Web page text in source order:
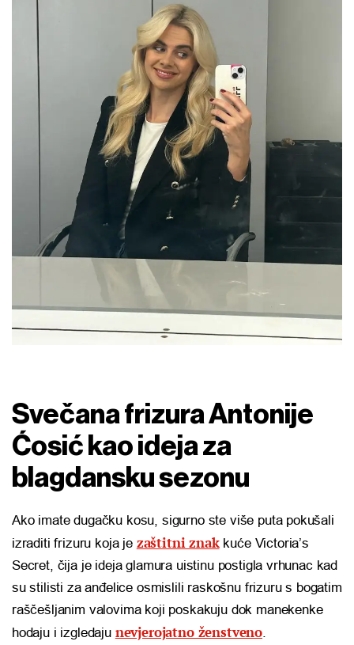
Svečana frizura Antonije
Ćosić kao ideja za
blagdansku sezonu
Ako imate dugačku kosu, sigurno ste više puta pokušali
izraditi frizuru koja je zaštitni znakkuće Victoria’s
Secret, čija je ideja glamura uistinu postigla vrhunac kad
su stilisti za anđelice osmislili raskošnu frizuru s bogatim
raščešljanim valovima koji poskakuju dok manekenke
hodaju i izgledaju nevjerojatno ženstveno